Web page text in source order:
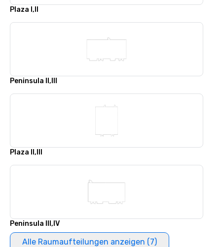
Plaza I,II
Peninsula II,III
Plaza II,III
Peninsula III,IV
Alle Raumaufteilungen anzeigen (7)